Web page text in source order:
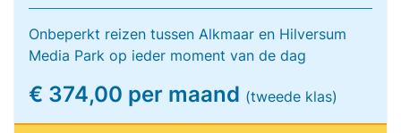
Onbeperkt reizen tussen Alkmaar en Hilversum
Media Park op ieder moment van de dag
€ 374,00 per maand (tweede klas)